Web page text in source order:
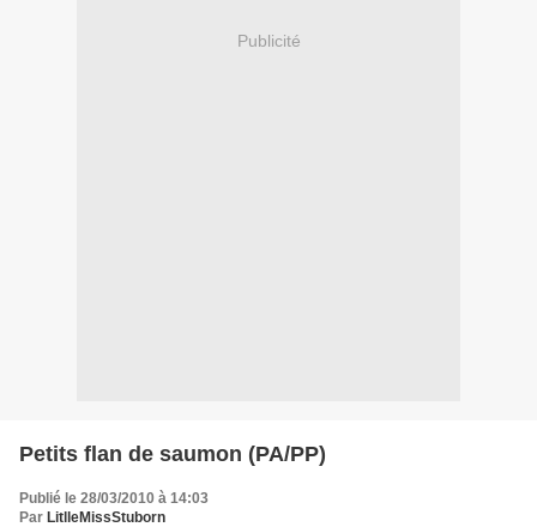
Publicité
Petits flan de saumon (PA/PP)
Publié le 28/03/2010 à 14:03
Par LitlleMissStuborn